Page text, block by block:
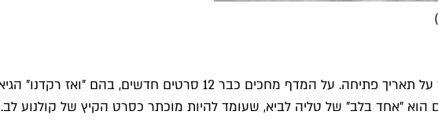
הוא "אחד בלב" של טליה לביא, שעומד להיות מוכתר כסרט הקיץ של קולנוע לב.